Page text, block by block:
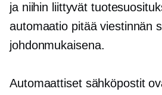
ja niihin liittyvät
automaatio pitää viestinnän
johdonmukaisena.
Automaattiset sähköpostit